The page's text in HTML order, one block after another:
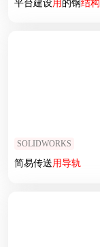
平台建设用的钢结构
SOLIDWORKS
简易传送用导轨